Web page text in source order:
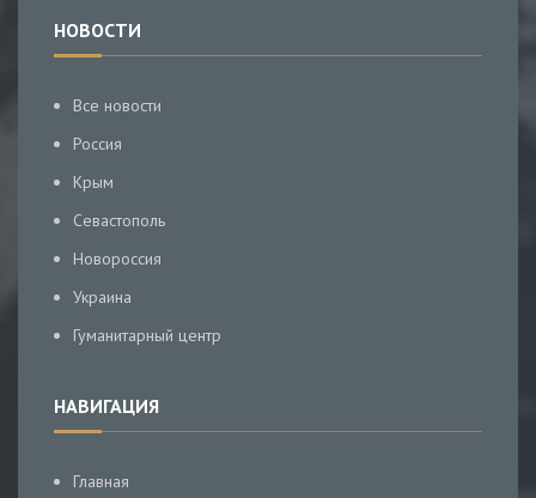
НОВОСТИ
Все новости
Россия
Крым
Севастополь
Новороссия
Украина
Гуманитарный центр
НАВИГАЦИЯ
Главная